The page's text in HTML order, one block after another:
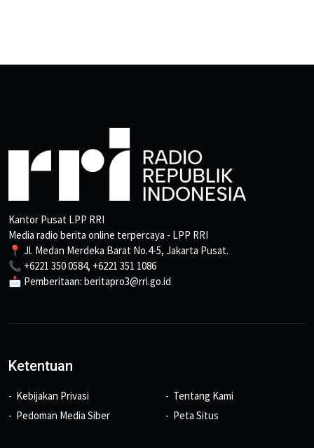
Kantor Pusat LPP RRI
Media radio berita online terpercaya - LPP RRI
📍 Jl. Medan Merdeka Barat No.4-5, Jakarta Pusat.
📞 +6221 350 0584, +6221 351 1086
📩 Pemberitaan: beritapro3@rri.go.id
Ketentuan
Kebijakan Privasi
Pedoman Media Siber
Tentang Kami
Peta Situs